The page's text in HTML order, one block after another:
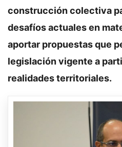
construcción colectiva
desafíos actuales en
aportar propuestas que
legislación vigente a
realidades territoriales.